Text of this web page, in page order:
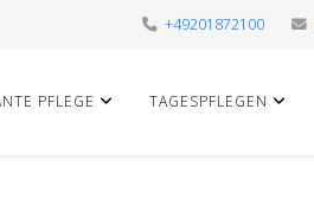
+49201872100
PFLEGE TAGESPFLEGEN